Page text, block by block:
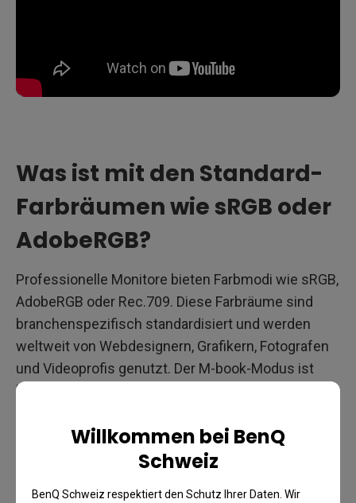
Willkommen bei BenQ
Schweiz
BenQ Schweiz respektiert den Schutz Ihrer Daten. Wir
Was ist mit den Standard-
Farbräumen wie sRGB oder
AdobeRGB?
Professionelle Monitore bieten Farbmodi wie sRGB,
AdobeRGB oder Rec.709. Diese Farbräume sind
branchenspezifisch standardisiert und werden
weltweit von Webdesignern, Grafikern, Fotografen
und Videoprofis genutzt. Der M-book-Modus ist
kein Ersatz dafür, sondern eine Ergänzung für Mac-
MacBook und externem Monitor angewiesen sind.
Zusammenfassend bietet dir der BenQ M-book-
Modus die Möglichkeit, auf einem größeren Monitor